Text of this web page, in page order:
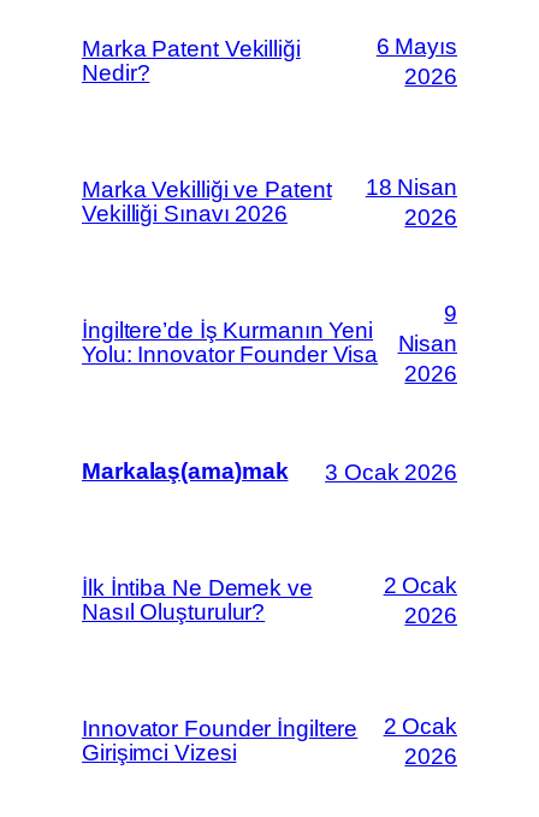
Marka Patent Vekilliği
Nedir?
6 Mayıs
2026
Marka Vekilliği ve Patent
Vekilliği Sınavı 2026
18 Nisan
2026
İngiltere’de İş Kurmanın Yeni
Yolu: Innovator Founder Visa
9
Nisan
2026
Markalaş(ama)mak 3 Ocak 2026
İlk İntiba Ne Demek ve
Nasıl Oluşturulur?
2 Ocak
2026
Innovator Founder İngiltere
Girişimci Vizesi
2 Ocak
2026